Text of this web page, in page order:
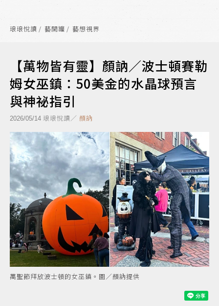
琅琅悅讀 藝開罐 藝想視界
【萬物皆有靈】顏訥／波士頓賽勒
姆女巫鎮：50美金的水晶球預言
與神祕指引
2026/05/14 琅琅悅讀／ 顏訥
萬聖節拜放波士頓的女巫鎮。圖／顏訥提供